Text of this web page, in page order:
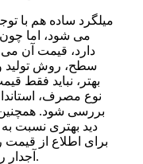
میلگرد ساده هم با
می شود، اما
دارد، قیمت آن می
سطح، روش تولید و
بهتر، نباید فقط
نوع مصرف،
بررسی شود.
دید بهتری نسبت
برای اطلاع از
آجدار را از منبع معتبر و به روز بررسی کنید.